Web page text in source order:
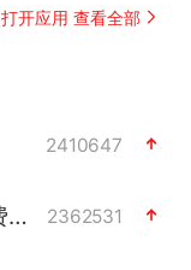
打开应用 查看全部
2410647
东航：国内客票提前14天免费退改 2362531